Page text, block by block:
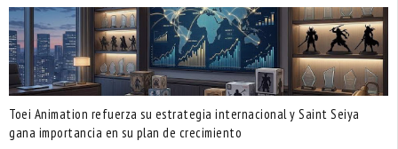
Toei Animation refuerza su estrategia internacional y Saint Seiya
gana importancia en su plan de crecimiento